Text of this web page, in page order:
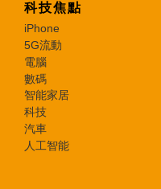
科技焦點
iPhone
5G流動
電腦
數碼
智能家居
科技
汽車
人工智能